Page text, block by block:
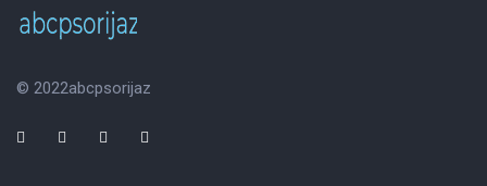
© 2022abcpsorijaz